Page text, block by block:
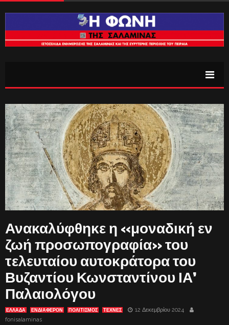
Ανακαλύφθηκε η «μοναδική εν
ζωή προσωπογραφία» του
τελευταίου αυτοκράτορα του
Βυζαντίου Κωνσταντίνου ΙΑ’
Παλαιολόγου
ΕΛΛΑΔΑ ΕΝΔΙΑΦΈΡΟΝ ΠΟΛΙΤΙΣΜΟΣ ΤΈΧΝΕΣ
12 Δεκεμβρίου 2024
fonisalaminas